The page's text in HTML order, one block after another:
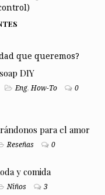
que queremos?
DIY
Eng,How-To 0
para el amor
Reseñas 0
y comida
Niños 3